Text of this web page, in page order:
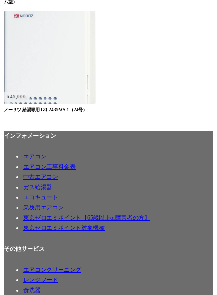
ム型）
¥49,000
ノーリツ 給湯専用 GQ-2439WS-1（24号）
インフォメーション
エアコン
エアコン工事料金表
中古エアコン
ガス給湯器
エコキュート
業務用エアコン
東京ゼロエミポイント【65歳以上or障害者の方】
東京ゼロエミポイント対象機種
その他サービス
エアコンクリーニング
レンジフード
食洗器
ユーザー名またはメールアドレス